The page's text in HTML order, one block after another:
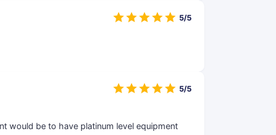
5/5
would be to have platinum level equipment
5/5